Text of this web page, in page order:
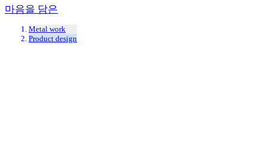
마음을 담은
Metal work
Product design